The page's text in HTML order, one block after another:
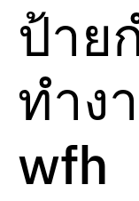
ป้าย
ทำง
wfh